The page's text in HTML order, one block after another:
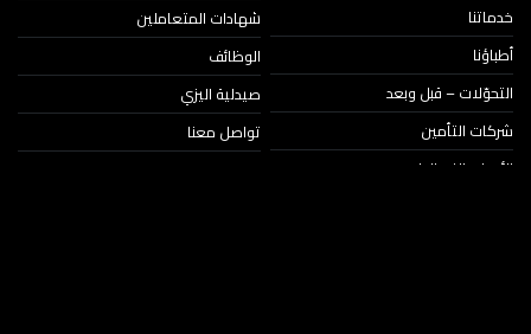
خدماتنا
أطباؤنا
التحوّلات – قبل وبعد
شركات التأمين
الأخبار والفعاليات
شهادات المتعاملين
الوظائف
صيدلية اليزي
تواصل معنا